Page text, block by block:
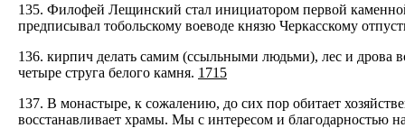
135. Филофей Лещинский стал инициатором первой
предписывал тобольскому воеводе князю Черкасскому
136. кирпич делать самим (ссыльными людьми), лес и дрова
четыре струга белого камня. 1715
137. В монастыре, к сожалению, до сих пор обитает
восстанавливает храмы. Мы с интересом и благодарностью